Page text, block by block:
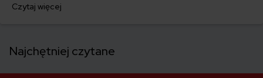
których ceny oscylują w okolicach 5 czy 10 tys. złotych. Jak je
Czytaj więcej
Najchętniej czytane